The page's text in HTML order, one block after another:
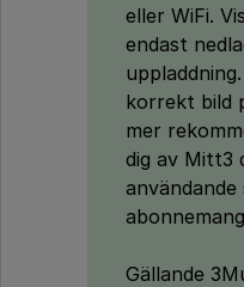
eller WiFi.
endast
korrekt bild
mer
dig av Mitt3
Gällande